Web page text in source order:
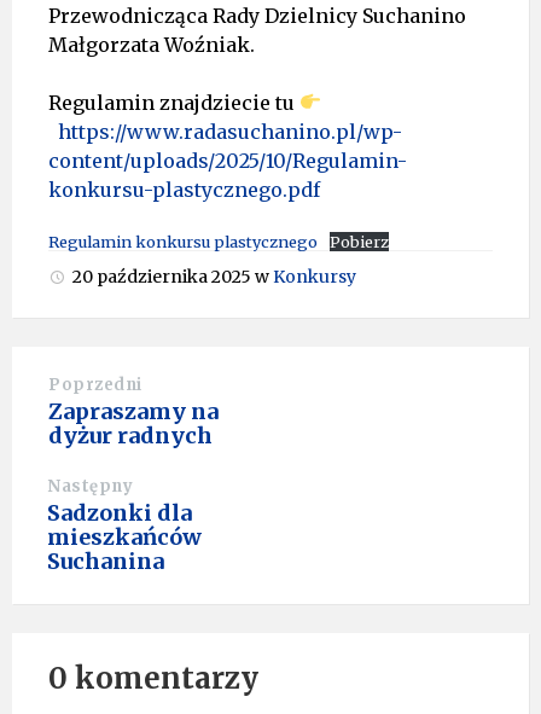
Przewodnicząca Rady Dzielnicy Suchanino
Małgorzata Woźniak.
Regulamin znajdziecie tu
https://www.radasuchanino.pl/wp-
content/uploads/2025/10/Regulamin-
konkursu-plastycznego.pdf
Regulamin konkursu plastycznego Pobierz
20 października 2025 wKonkursy
Poprzedni
Zapraszamy na
dyżur radnych
Następny
Sadzonki dla
mieszkańców
Suchanina
0 komentarzy